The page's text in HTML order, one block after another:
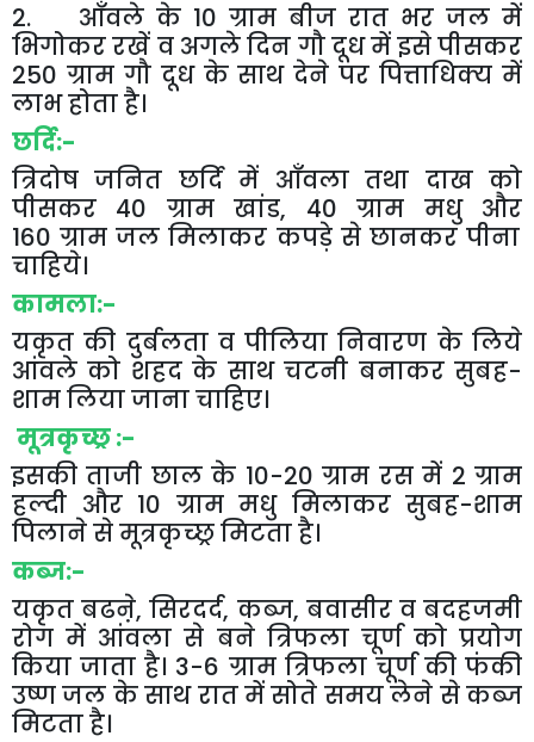
2. आँवले के 10 ग्राम बीज रात भर जल में
भिगोकररखें व अगलेदिन गौदूधमें इसेपीसकर
250 ग्राम गौ दूध के साथ देने पर पित्ताधिक्य में
लाभहोताहै।
छर्दि:-
त्रिदोष जनित छर्दि में आँवला तथा दाख को
पीसकर 40 ग्राम खांड, 40 ग्राम मधु
और
160 ग्राम जल मिलाकर कपड़े से छानकर पीना
चाहिये।
कामला:-
यकृत की दुर्बलता व पीलिया निवारण के लिये
आंवले को शहद के साथ चटनी बनाकर सुबह-
शामलियाजानाचाहिए।
मूत्रकृच्छ्र:-
इसकी ताजी छाल के 10-20 ग्राम रस में 2 ग्राम
हल्दी और10 ग्राम मधु मिलाकर सुबह-शाम
पिलानेसेमूत्रकृच्छ्रमिटताहै।
कब्ज:-
यकृत बढऩे,सिरदर्द, कब्ज, बवासीर व बदहजमी
रोग में आंवला से बने त्रिफला चूर्ण को प्रयोग
किया जाता है। 3-6 ग्राम त्रिफला चूर्ण की फंकी
उष्णजल केसाथ रातमेंसोते समयलेने सेकब्ज
मिटताहै।